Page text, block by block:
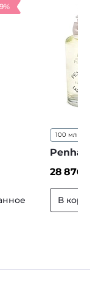
100 мл
28 876
В